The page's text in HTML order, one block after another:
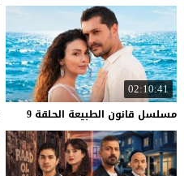
02:10:41
مسلسل قانون الطبيعة الحلقة 9